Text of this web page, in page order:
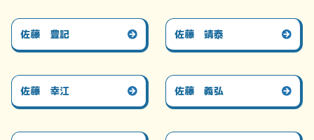
佐藤 豊記 佐藤 靖泰
佐藤 幸江 佐藤 義弘